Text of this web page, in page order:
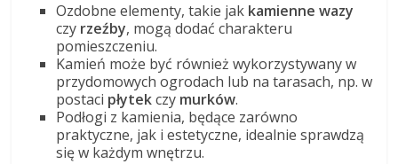
Ozdobne elementy, takie jak kamienne wazy
czy rzeźby, mogą dodać charakteru
pomieszczeniu.
Kamień może być również wykorzystywany w
przydomowych ogrodach lub na tarasach, np. w
postaci płytekczy murków.
Podłogi z kamienia, będące zarówno
praktyczne, jak i estetyczne, idealnie sprawdzą
się w każdym wnętrzu.